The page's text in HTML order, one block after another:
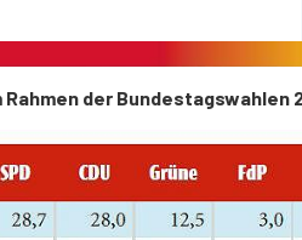
der Bundestagswahlen